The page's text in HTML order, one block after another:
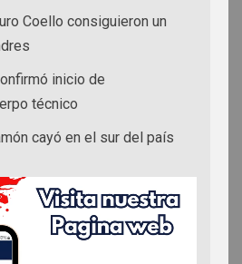
Coello consiguieron un
inicio de
técnico
cayó en el sur del país